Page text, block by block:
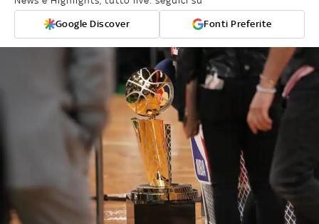
Google Discover Fonti Preferite